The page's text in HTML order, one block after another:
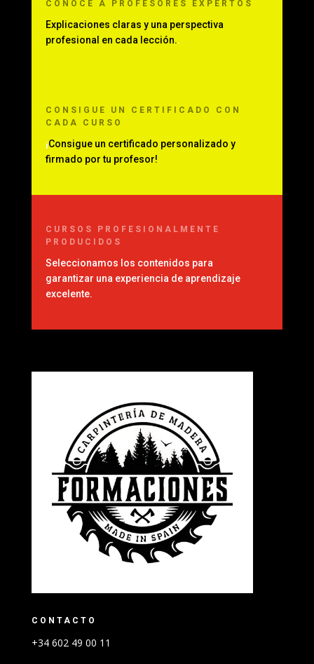
CONOCE A PROFESORES EXPERTOS
Explicaciones claras y una perspectiva
profesional en cada lección..
CONSIGUE UN CERTIFICADO CON
CADA CURSO
¡Consigue un certificado personalizado y
firmado por tu profesor!
CURSOS PROFESIONALMENTE
PRODUCIDOS
Seleccionamos los contenidos para
garantizar una experiencia de aprendizaje
excelente.
CONTACTO
+34 602 49 00 11